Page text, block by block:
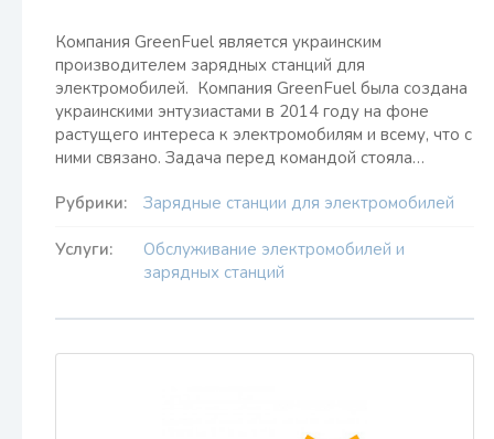
Компания GreenFuel является украинским
производителем зарядных станций для
электромобилей. Компания GreenFuel была создана
украинскими энтузиастами в 2014 году на фоне
растущего интереса к электромобилям и всему, что с
ними связано. Задача перед командой стояла…
Рубрики: Зарядные станции для электромобилей
Услуги:
Обслуживание электромобилей и
зарядных станций